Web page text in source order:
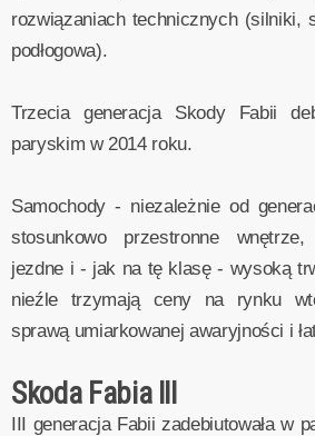
rozwiązaniach technicznych (silniki,
podłogowa).
Trzecia generacja Skody Fabii
paryskim w 2014 roku.
Samochody - niezależnie od
stosunkowo przestronne wnętrze,
jezdne i - jak na tę klasę - wysoką
nieźle trzymają ceny na rynku
sprawą umiarkowanej awaryjności i
Skoda Fabia III
III generacja Fabii zadebiutowała w